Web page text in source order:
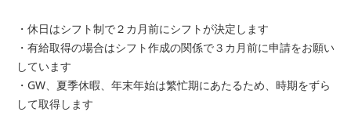
・休日はシフト制で２カ月前にシフトが決定します
・有給取得の場合はシフト作成の関係で３カ月前に申請をお願い
しています
・GW、夏季休暇、年末年始は繁忙期にあたるため、時期をずら
して取得します